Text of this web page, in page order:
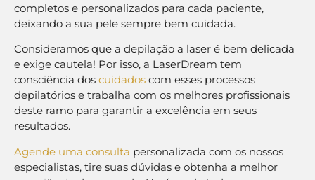
completos e personalizados para cada paciente,
deixando a sua pele sempre bem cuidada.
Consideramos que a depilação a laser é bem delicada
e exige cautela! Por isso, a LaserDream tem
consciência dos cuidados com esses processos
depilatórios e trabalha com os melhores profissionais
deste ramo para garantir a excelência em seus
resultados.
Agende uma consulta personalizada com os nossos
especialistas, tire suas dúvidas e obtenha a melhor